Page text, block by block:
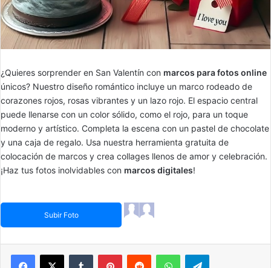
¿Quieres sorprender en San Valentín con marcos para fotos online
únicos? Nuestro diseño romántico incluye un marco rodeado de
corazones rojos, rosas vibrantes y un lazo rojo. El espacio central
puede llenarse con un color sólido, como el rojo, para un toque
moderno y artístico. Completa la escena con un pastel de chocolate
y una caja de regalo. Usa nuestra herramienta gratuita de
colocación de marcos y crea collages llenos de amor y celebración.
¡Haz tus fotos inolvidables con marcos digitales!
Subir Foto
Facebook
X Tumblr PinterestReddit WhatsAppTelegram